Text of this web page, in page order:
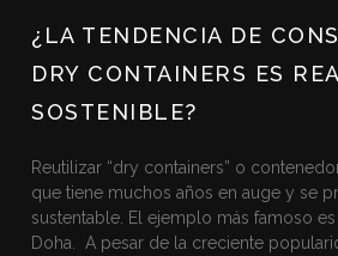
¿LA TENDENCIA DE
DRY CONTAINERS ES
SOSTENIBLE?
Reutilizar “dry containers” o
que tiene muchos años en auge y se
sustentable. El ejemplo más famoso
Doha. A pesar de la creciente